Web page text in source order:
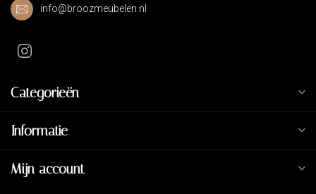
info@broozmeubelen.nl
Categorieën
Informatie
Mijn account